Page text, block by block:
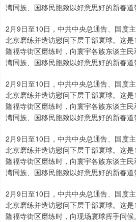
湾同族、国移民胞致以好意思好的新春
2月9日至10日，中共中央总通告、国度
北京磨练并造访慰问下层干部寰球。这
隆福寺街区磨练时，向寰宇各族东谈主
湾同族、国移民胞致以好意思好的新春
2月9日至10日，中共中央总通告、国度
北京磨练并造访慰问下层干部寰球。这
隆福寺街区磨练时，向寰宇各族东谈主
湾同族、国移民胞致以好意思好的新春
2月9日至10日，中共中央总通告、国度
北京磨练并造访慰问下层干部寰球。这
隆福寺街区磨练时，向寰宇各族东谈主
湾同族、国移民胞致以好意思好的新春
2月9日至10日，中共中央总通告、国度
北京磨练并造访慰问下层干部寰球。这
隆福寺街区磨练时，向现场寰球挥手问候